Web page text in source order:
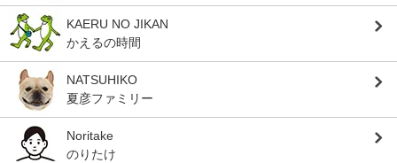
KAERU NO JIKAN
かえるの時間
NATSUHIKO
夏彦ファミリー
Noritake
のりたけ